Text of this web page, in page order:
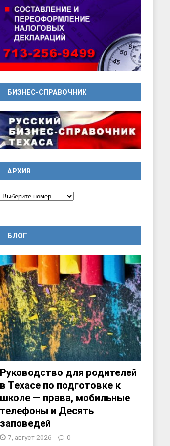
БИЗНЕС-СПРАВОЧНИК
АРХИВ
БЛОГ
Руководство для родителей
в Техасе по подготовке к
школе — права, мобильные
телефоны и Десять
заповедей
7, август 2026 0